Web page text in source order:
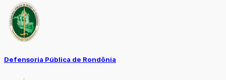
Defensoria Pública de Rondônia